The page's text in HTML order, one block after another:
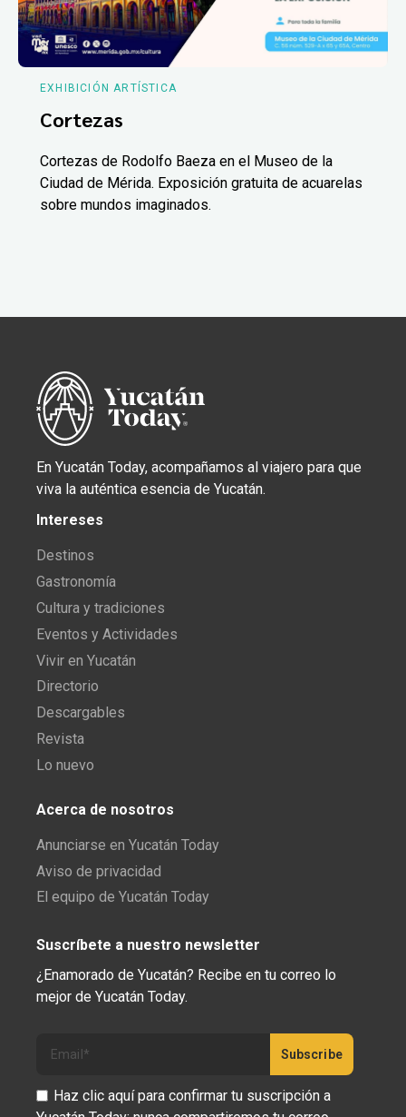
EXHIBICIÓN ARTÍSTICA
Cortezas
Cortezas de Rodolfo Baeza en el Museo de la
Ciudad de Mérida. Exposición gratuita de acuarelas
sobre mundos imaginados.
En Yucatán Today, acompañamos al viajero para que
viva la auténtica esencia de Yucatán.
Intereses
Destinos
Gastronomía
Cultura y tradiciones
Eventos y Actividades
Vivir en Yucatán
Directorio
Descargables
Revista
Lo nuevo
Acerca de nosotros
Anunciarse en Yucatán Today
Aviso de privacidad
El equipo de Yucatán Today
Suscríbete a nuestro newsletter
¿Enamorado de Yucatán? Recibe en tu correo lo
mejor de Yucatán Today.
Haz clic aquí para confirmar tu suscripción a